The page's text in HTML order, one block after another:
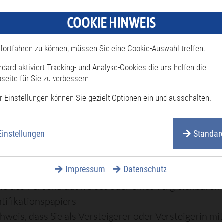
beantragen, muss ein Bedarf für die
öffentlicher Versteigerungen in dem von Ihnen
Bereichen (zum Beispiel Kunstgegenstände oder
bestehen; dies hat die zuständige Stelle zu prüfen.
Stelle
Stadtverwaltung, in der Sie Ihren gewöhnlichen
beziehungsweise Ihren Wohnsitz haben
Unterlagen
dass Sie als Versteigerer oder Versteigerin mit
COOKIE HINWEIS
zu können, müssen Sie eine Cookie-Auswahl treffen.
aktiviert Tracking- und Analyse-Cookies die uns helfen die
für Sie zu verbessern
Einstellungen können Sie gezielt Optionen ein und ausschalten.
Impressum Datenschutz